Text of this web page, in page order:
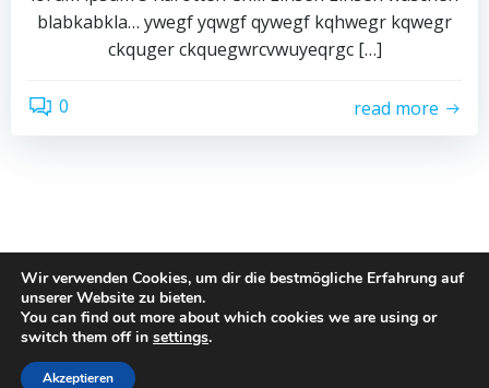
blabkabkla… ywegf yqwgf qywegf kqhwegr kqwegr
ckquger ckquegwrcvwuyeqrgc […]
0 read more
© 2026 Charlotte. Created for free using WordPress
and
Wir verwenden Cookies, um dir die bestmögliche Erfahrung auf
unserer Website zu bieten.
You can find out more about which cookies we are using or
switch them off in settings.
Akzeptieren